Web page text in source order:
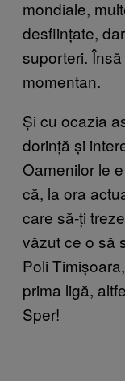
mondiale,
desființate,
suporteri.
momentan.
Și cu ocazia
dorință și
Oamenilor le
că, la ora
care să-ți
văzut ce o să
Poli
prima ligă,
Sper!